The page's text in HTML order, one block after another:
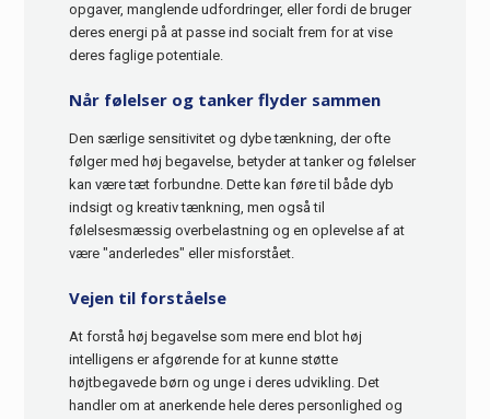
opgaver, manglende udfordringer, eller fordi de bruger
deres energi på at passe ind socialt frem for at vise
deres faglige potentiale.
Når følelser og tanker flyder sammen
Den særlige sensitivitet og dybe tænkning, der ofte
følger med høj begavelse, betyder at tanker og følelser
kan være tæt forbundne. Dette kan føre til både dyb
indsigt og kreativ tænkning, men også til
følelsesmæssig overbelastning og en oplevelse af at
være "anderledes" eller misforstået.
Vejen til forståelse
At forstå høj begavelse som mere end blot høj
intelligens er afgørende for at kunne støtte
højtbegavede børn og unge i deres udvikling. Det
handler om at anerkende hele deres personlighed og